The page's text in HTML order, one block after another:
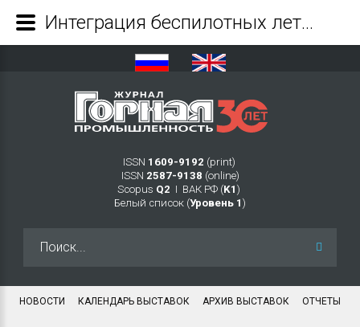
ISSN 1609-9192 (print)
ISSN 2587-9138 (online)
Scopus Q2 Ι ВАК РФ (K1 )
Белый список (Уровень 1 )
НОВОСТИ КАЛЕНДАРЬ ВЫСТАВОК АРХИВ ВЫСТАВОК ОТЧЕТЫ
Интеграция беспилотных летательных аппаратов и фотограмметрии для оперативного 3D-моделирования горных выработок - Журнал Горная промышленность